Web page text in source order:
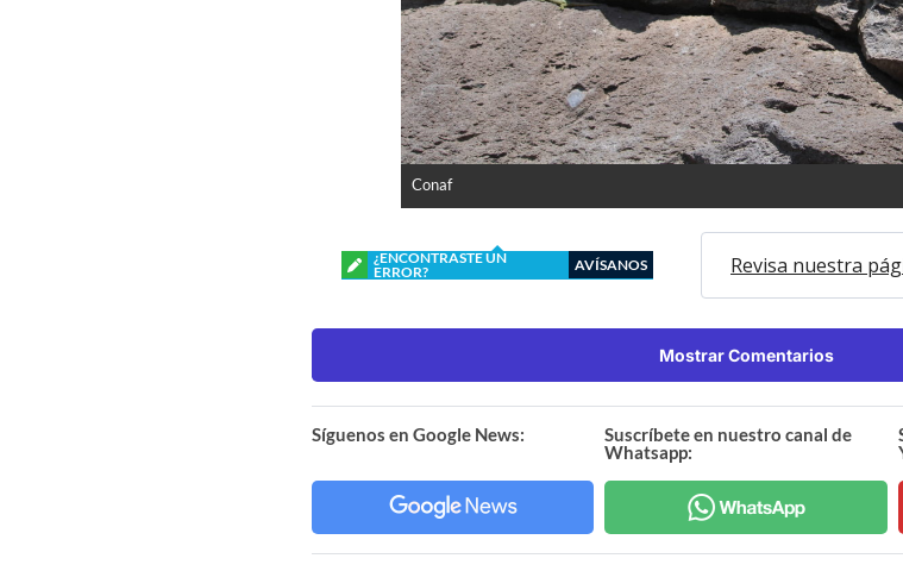
Conaf
¿ENCONTRASTE UN
ERROR?
AVÍSANOS Revisa nuestra
Mostrar Comentarios
Síguenos en Google News:
Suscríbete en nuestro canal de
Whatsapp: